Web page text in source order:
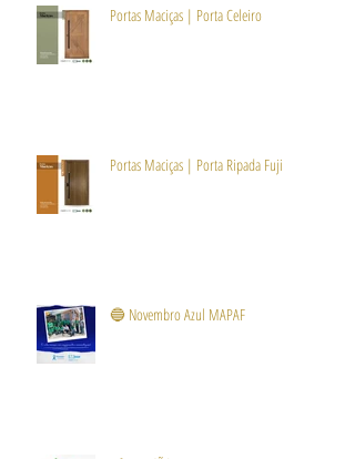
Portas Maciças | Porta Celeiro
Portas Maciças | Porta Ripada Fuji
🔵 Novembro Azul MAPAF